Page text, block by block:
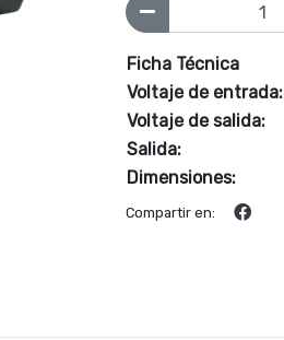
Ficha Técnica
Voltaje de entrada:
Voltaje de salida:
Salida:
Dimensiones:
Compartir en: